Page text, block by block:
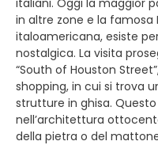
in altre zone e la
italoamericana, esiste
nostalgica. La visita
“South of Houston
shopping, in cui si trova
strutture in ghisa.
nell’architettura
della pietra o del